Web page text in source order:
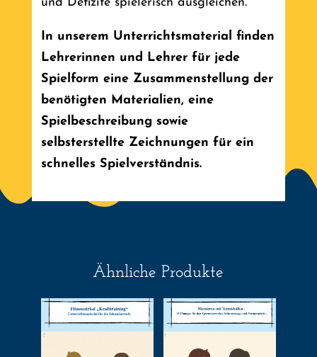
In unserem Unterrichtsmaterial finden
Lehrerinnen und Lehrer für jede
Spielform eine Zusammenstellung der
benötigten Materialien, eine
Spielbeschreibung sowie
selbsterstellte Zeichnungen für ein
schnelles Spielverständnis.
Ähnliche Produkte